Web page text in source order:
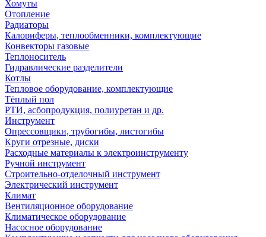
Хомуты
Отопление
Радиаторы
Калориферы, теплообменники, комплектующие
Конвекторы газовые
Теплоноситель
Гидравлические разделители
Котлы
Тепловое оборудование, комплектующие
Тёплый пол
РТИ, асбопродукция, полиуретан и др.
Инструмент
Опрессовщики, трубогибы, листогибы
Круги отрезные, диски
Расходные материалы к электроинструменту
Ручной инструмент
Строительно-отделочный инструмент
Электрический инструмент
Климат
Вентиляционное оборудование
Климатическое оборудование
Насосное оборудование